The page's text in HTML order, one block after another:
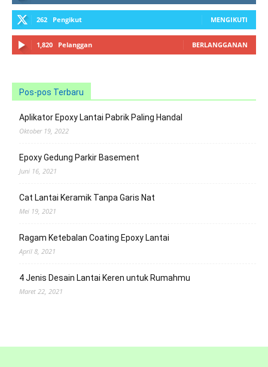
262 Pengikut MENGIKUTI
1,820 Pelanggan BERLANGGANAN
Pos-pos Terbaru
Aplikator Epoxy Lantai Pabrik Paling Handal
Oktober 19, 2022
Epoxy Gedung Parkir Basement
Juni 16, 2021
Cat Lantai Keramik Tanpa Garis Nat
Mei 19, 2021
Ragam Ketebalan Coating Epoxy Lantai
April 8, 2021
4 Jenis Desain Lantai Keren untuk Rumahmu
Maret 22, 2021